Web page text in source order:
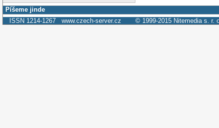
Píšeme jinde
ISSN 1214-1267 www.czech-server.cz © 1999-2015 Nitemedia s. r.